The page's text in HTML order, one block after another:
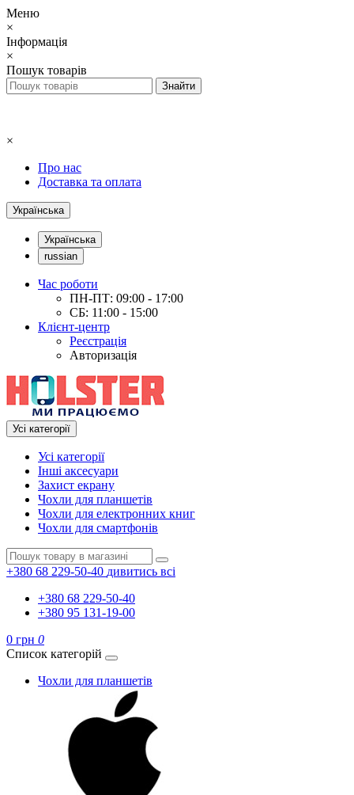
Меню
×
Інформація
×
Пошук товарів
×
Про нас
Доставка та оплата
Українська
Українська
russian
Час роботи
ПН-ПТ: 09:00 - 17:00
СБ: 11:00 - 15:00
Клієнт-центр
Реєстрація
Авторизація
Усі категорії
Усі категорії
Інші аксесуари
Захист екрану
Чохли для планшетів
Чохли для електронних книг
Чохли для смартфонів
+380 68 229-50-40 дивитись всі
+380 68 229-50-40
+380 95 131-19-00
0 грн 0
Список категорій
Чохли для планшетів